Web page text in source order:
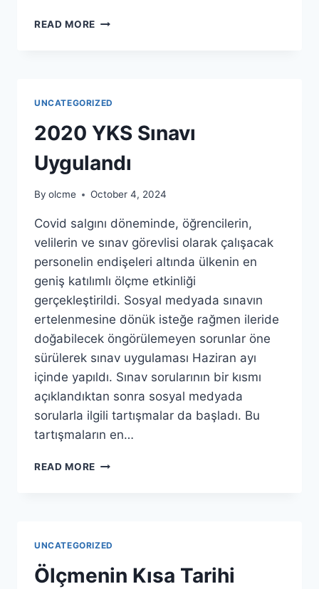
READ MORE TESTLER
UNCATEGORIZED
2020 YKS Sınavı
Uygulandı
By olcme October 4, 2024
Covid salgını döneminde, öğrencilerin,
velilerin ve sınav görevlisi olarak çalışacak
personelin endişeleri altında ülkenin en
geniş katılımlı ölçme etkinliği
gerçekleştirildi. Sosyal medyada sınavın
ertelenmesine dönük isteğe rağmen ileride
doğabilecek öngörülemeyen sorunlar öne
sürülerek sınav uygulaması Haziran ayı
içinde yapıldı. Sınav sorularının bir kısmı
açıklandıktan sonra sosyal medyada
sorularla ilgili tartışmalar da başladı. Bu
tartışmaların en…
READ MORE 2020
UNCATEGORIZED
Ölçmenin Kısa Tarihi